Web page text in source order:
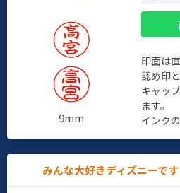
9mm
印面は
認め印
キャッ
ます。
インク
みんな大好きディズニーで